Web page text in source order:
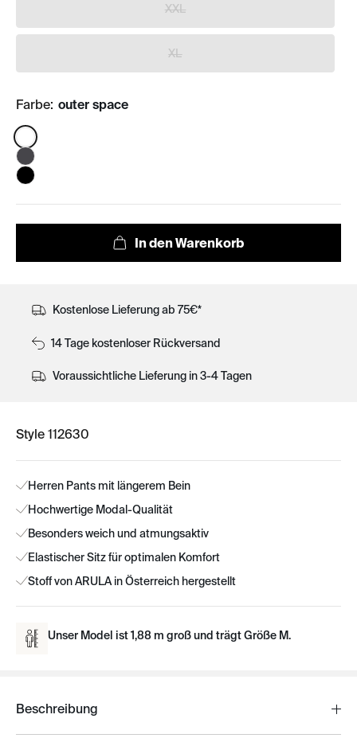
XXL
XL
Farbe: outer space
Color:
Kostenlose Lieferung ab 75€*
14 Tage kostenloser Rückversand
Voraussichtliche Lieferung in 3-4 Tagen
Style 112630
Herren Pants mit längerem Bein
Hochwertige Modal-Qualität
Besonders weich und atmungsaktiv
Elastischer Sitz für optimalen Komfort
Stoff von ARULA in Österreich hergestellt
Unser Model ist 1,88 m groß und trägt Größe M.
Beschreibung